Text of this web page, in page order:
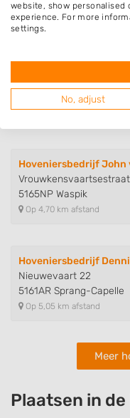
Op 4,50 km afstand
Loon- en
Arkelstein 9
4901CT Oosterhout
Op 4,51 km afstand
Hoveniersbedrijf John
5165NP Waspik
Op 4,70 km afstand
Hoveniersbedrijf
Nieuwevaart 22
5161AR Sprang-Capelle
Op 5,05 km afstand
Meer
Plaatsen in
website, show personalised
experience. For more
settings.
No, adjust